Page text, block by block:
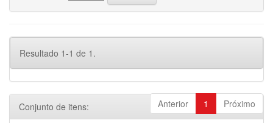
Resultado 1-1 de 1.
Anterior 1 Próximo
Conjunto de itens: